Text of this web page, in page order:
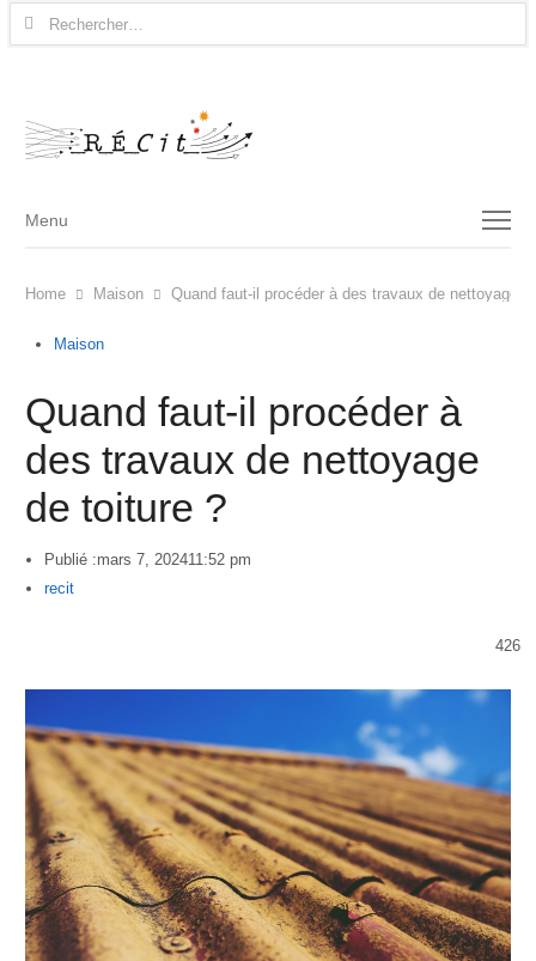
Rechercher :
Menu
Menu
Home Maison Quand faut-il procéder à des travaux de nettoyage
Maison
Quand faut-il procéder à
des travaux de nettoyage
de toiture ?
Publié :mars 7, 202411:52 pm
Author
recit
426